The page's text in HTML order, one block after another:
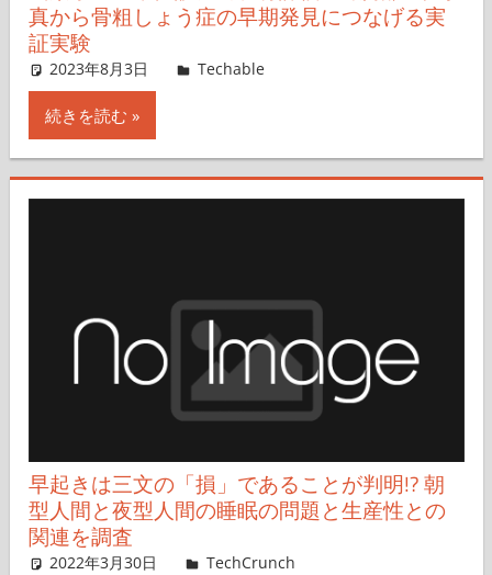
真から骨粗しょう症の早期発見につなげる実
証実験
2023年8月3日 樋口千穂
Techable
続きを読む
早起きは三文の「損」であることが判明!? 朝
型人間と夜型人間の睡眠の問題と生産性との
関連を調査
2022年3月30日 tetsuokanai
TechCrunch